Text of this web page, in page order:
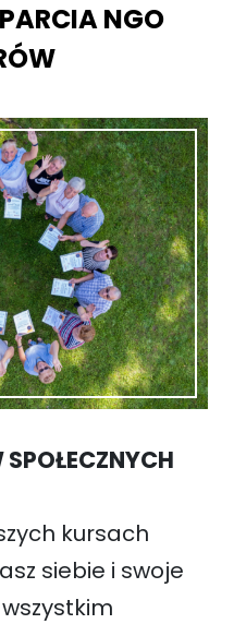
NGO
SPOŁECZNYCH
kursach
siebie i swoje